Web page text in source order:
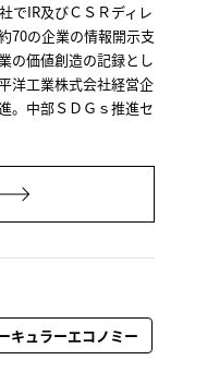
でIR及びＣＳＲディレ
70の企業の情報開示支
の価値創造の記録とし
洋工業株式会社経営企
。中部ＳＤＧｓ推進セ
キュラーエコノミー